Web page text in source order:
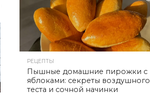
РЕЦЕПТЫ
Пышные домашние пирожки с
яблоками: секреты воздушного
теста и сочной начинки